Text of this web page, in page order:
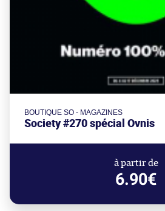
BOUTIQUE SO - MAGAZINES
Society #270 spécial Ovnis
à partir de
6.90€